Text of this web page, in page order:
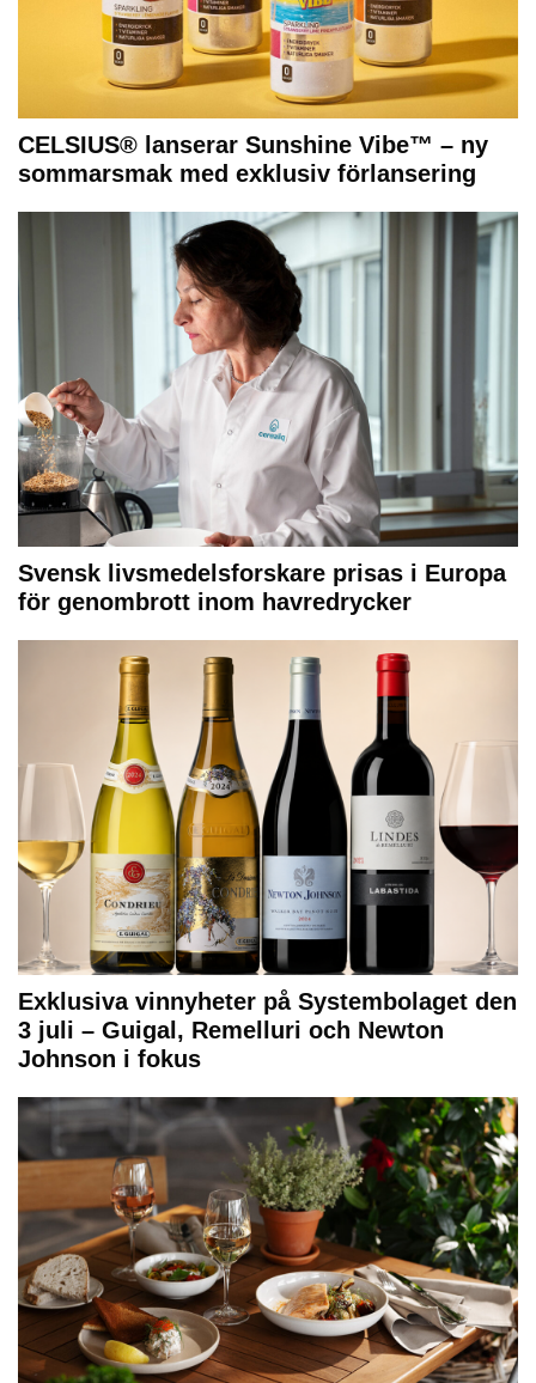
CELSIUS® lanserar Sunshine Vibe™ – ny
sommarsmak med exklusiv förlansering
Svensk livsmedelsforskare prisas i Europa
för genombrott inom havredrycker
Exklusiva vinnyheter på Systembolaget den
3 juli – Guigal, Remelluri och Newton
Johnson i fokus